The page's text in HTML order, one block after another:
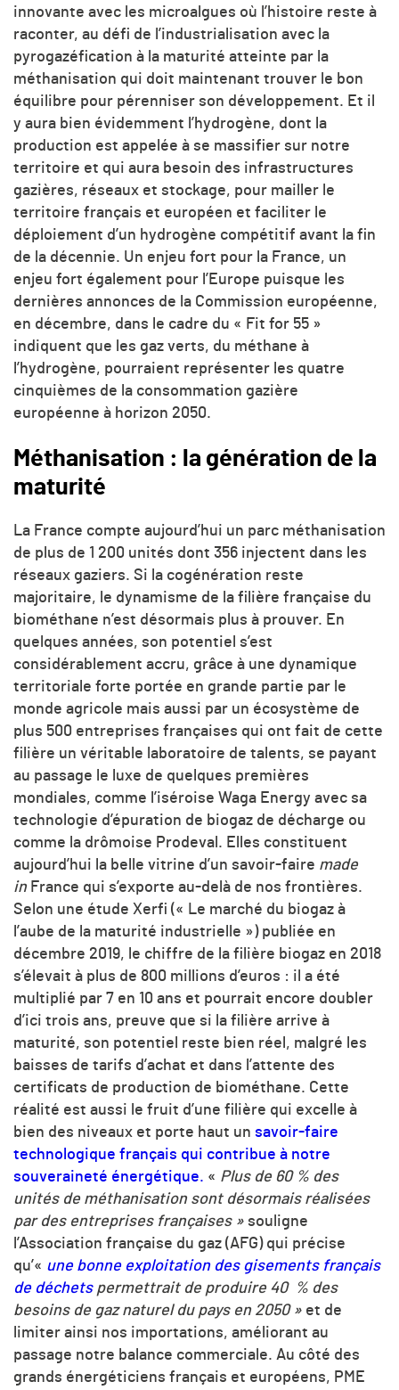
innovante avec les microalgues où l’histoire reste à
raconter, au défi de l’industrialisation avec la
pyrogazéfication à la maturité atteinte par la
méthanisation qui doit maintenant trouver le bon
équilibre pour pérenniser son développement. Et il
y aura bien évidemment l’hydrogène, dont la
production est appelée à se massifier sur notre
territoire et qui aura besoin des infrastructures
gazières, réseaux et stockage, pour mailler le
territoire français et européen et faciliter le
déploiement d’un hydrogène compétitif avant la fin
de la décennie. Un enjeu fort pour la France, un
enjeu fort également pour l’Europe puisque les
dernières annonces de la Commission européenne,
en décembre, dans le cadre du « Fit for 55 »
indiquent que les gaz verts, du méthane à
l’hydrogène, pourraient représenter les quatre
cinquièmes de la consommation gazière
européenne à horizon 2050.
Méthanisation : la génération de la
maturité
La France compte aujourd’hui un parc méthanisation
de plus de 1 200 unités dont 356 injectent dans les
réseaux gaziers. Si la cogénération reste
majoritaire, le dynamisme de la filière française du
biométhane n’est désormais plus à prouver. En
quelques années, son potentiel s’est
considérablement accru, grâce à une dynamique
territoriale forte portée en grande partie par le
monde agricole mais aussi par un écosystème de
plus 500 entreprises françaises qui ont fait de cette
filière un véritable laboratoire de talents, se payant
au passage le luxe de quelques premières
mondiales, comme l’iséroise Waga Energy avec sa
technologie d’épuration de biogaz de décharge ou
comme la drômoise Prodeval. Elles constituent
aujourd’hui la belle vitrine d’un savoir-faire made
in France qui s’exporte au-delà de nos frontières.
Selon une étude Xerfi (« Le marché du biogaz à
l’aube de la maturité industrielle ») publiée en
décembre 2019, le chiffre de la filière biogaz en 2018
s’élevait à plus de 800 millions d’euros : il a été
multiplié par 7 en 10 ans et pourrait encore doubler
d’ici trois ans, preuve que si la filière arrive à
maturité, son potentiel reste bien réel, malgré les
baisses de tarifs d’achat et dans l’attente des
certificats de production de biométhane. Cette
réalité est aussi le fruit d’une filière qui excelle à
bien des niveaux et porte haut un savoir-faire
technologique français qui contribue à notre
souveraineté énergétique. « Plus de 60 % des
unités de méthanisation sont désormais réalisées
par des entreprises françaises » souligne
l’Association française du gaz (AFG) qui précise
qu’« une bonne exploitation des gisements français
de déchetspermettrait de produire 40 % des
besoins de gaz naturel du pays en 2050 » et de
limiter ainsi nos importations, améliorant au
passage notre balance commerciale. Au côté des
grands énergéticiens français et européens, PME